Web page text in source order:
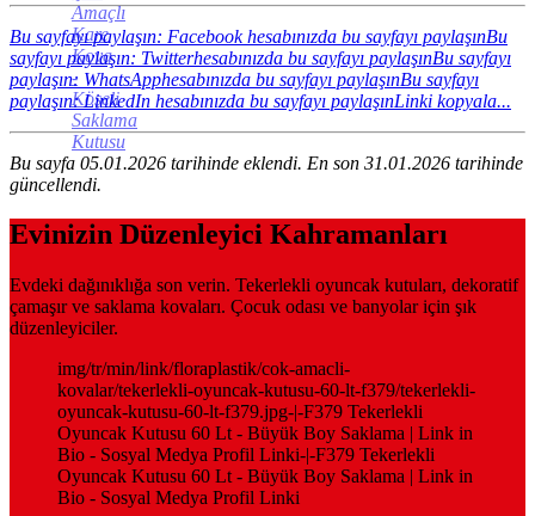
Amaçlı
Kare
Kova
-
Köşeli
Saklama
Kutusu
Bu sayfayı paylaşın: Facebook hesabınızda bu sayfayı paylaşınBu
sayfayı paylaşın: Twitterhesabınızda bu sayfayı paylaşınBu sayfayı
paylaşın: WhatsApphesabınızda bu sayfayı paylaşınBu sayfayı
paylaşın: LinkedIn hesabınızda bu sayfayı paylaşınLinki kopyala...
Bu sayfa 05.01.2026 tarihinde eklendi. En son 31.01.2026 tarihinde
güncellendi.
Evinizin Düzenleyici Kahramanları
Evdeki dağınıklığa son verin. Tekerlekli oyuncak kutuları, dekoratif
çamaşır ve saklama kovaları. Çocuk odası ve banyolar için şık
düzenleyiciler.
img/tr/min/link/floraplastik/cok-amacli-
kovalar/tekerlekli-oyuncak-kutusu-60-lt-f379/tekerlekli-
oyuncak-kutusu-60-lt-f379.jpg-|-F379 Tekerlekli
Oyuncak Kutusu 60 Lt - Büyük Boy Saklama | Link in
Bio - Sosyal Medya Profil Linki-|-F379 Tekerlekli
Oyuncak Kutusu 60 Lt - Büyük Boy Saklama | Link in
Bio - Sosyal Medya Profil Linki